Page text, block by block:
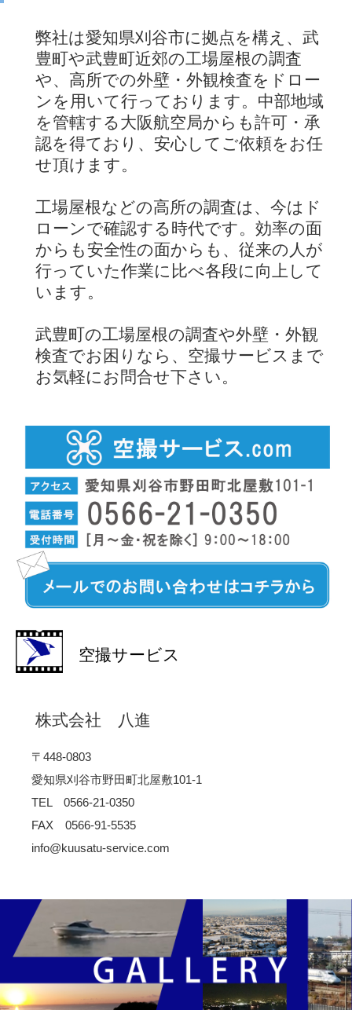
弊社は愛知県刈谷市に拠点を構え、武
豊町や武豊町近郊の工場屋根の調査
や、高所での外壁・外観検査をドロー
ンを用いて行っております。中部地域
を管轄する大阪航空局からも許可・承
認を得ており、安心してご依頼をお任
せ頂けます。
工場屋根などの高所の調査は、今はド
ローンで確認する時代です。効率の面
からも安全性の面からも、従来の人が
行っていた作業に比べ各段に向上して
います。
武豊町の工場屋根の調査や外壁・外観
検査でお困りなら、空撮サービスまで
お気軽にお問合せ下さい。
空撮サービス
株式会社 八進
〒448-0803
愛知県刈谷市野田町北屋敷101-1
TEL 0566-21-0350
FAX 0566-91-5535
info@kuusatu-service.com